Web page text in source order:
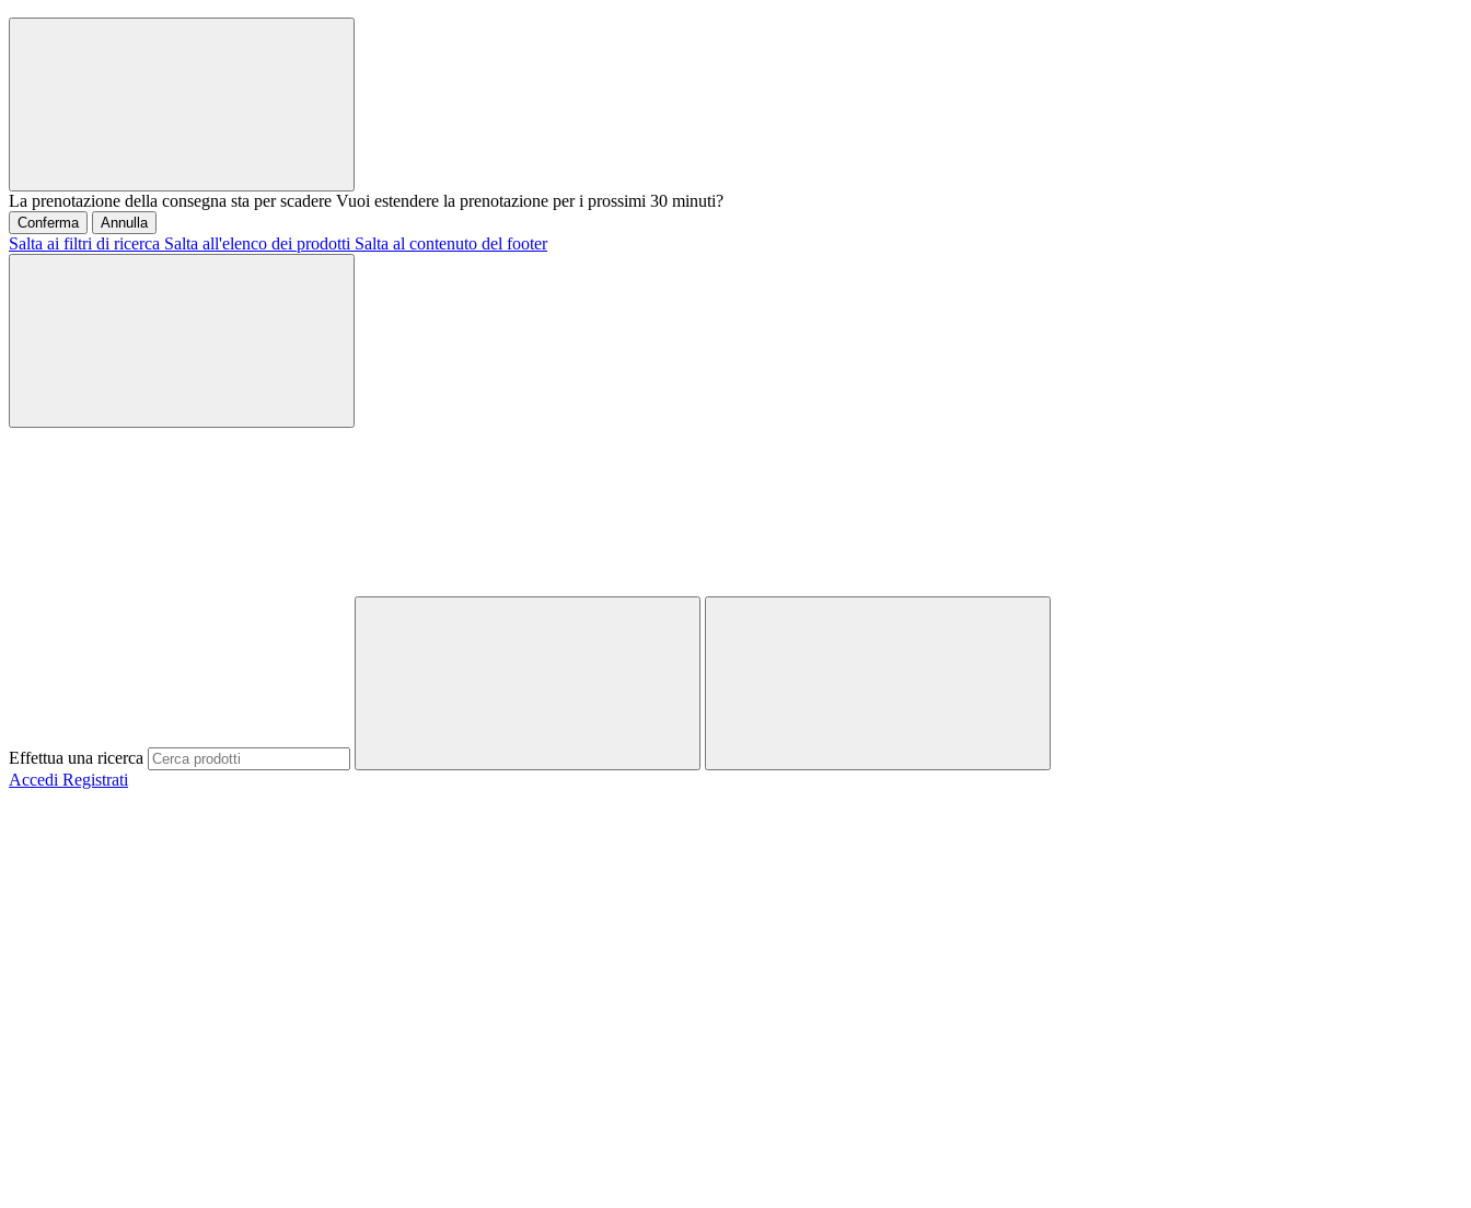
La prenotazione della consegna sta per scadere Vuoi estendere la prenotazione per i prossimi 30 minuti?
Conferma Annulla
Salta ai filtri di ricerca Salta all'elenco dei prodotti Salta al contenuto del footer
Effettua una ricerca
Accedi Registrati